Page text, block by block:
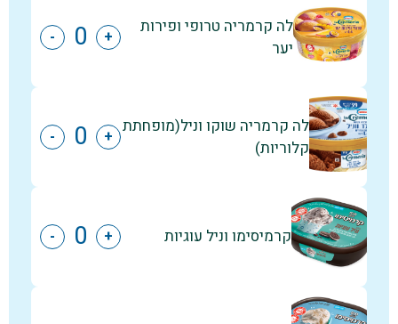
לה קרמריה טרופי ופירות
יער
+
-
לה קרמריה שוקו וניל(מופחתת
קלוריות)
+
-
קרמיסימו וניל עוגיות +
-